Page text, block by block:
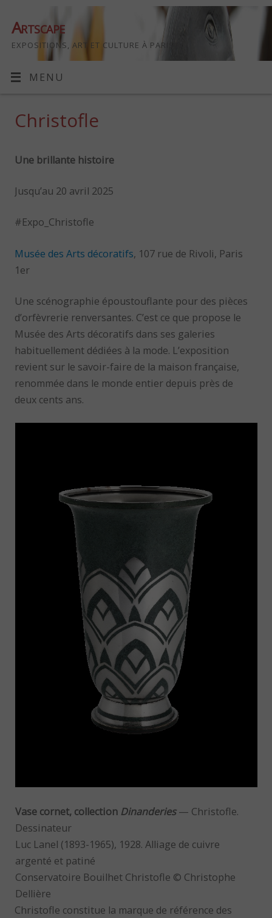
Artscape
EXPOSITIONS, ART ET CULTURE À PARIS
MENU
Christofle
Une brillante histoire
Jusqu’au 20 avril 2025
#Expo_Christofle
Musée des Arts décoratifs, 107 rue de Rivoli, Paris
1er
Une scénographie époustouflante pour des pièces
d’orfèvrerie renversantes. C’est ce que propose le
Musée des Arts décoratifs dans ses galeries
habituellement dédiées à la mode. L’exposition
revient sur le savoir-faire de la maison française,
renommée dans le monde entier depuis près de
deux cents ans.
Vase cornet, collection Dinanderies — Christofle.
Dessinateur
Luc Lanel (1893-1965), 1928. Alliage de cuivre
argenté et patiné
Conservatoire Bouilhet Christofle © Christophe
Dellière
Christofle constitue la marque de référence des